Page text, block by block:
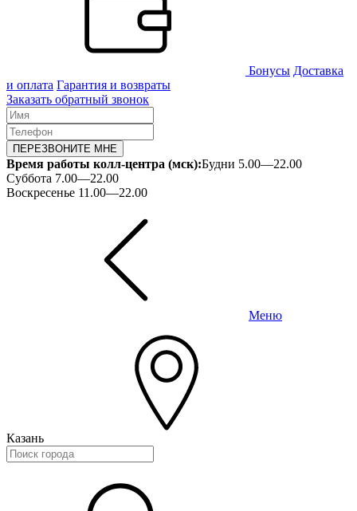
Бонусы Доставка
и оплата Гарантия и возвраты
Заказать обратный звонок
ПЕРЕЗВОНИТЕ МНЕ
Время работы колл-центра (мск):Будни 5.00—22.00
Суббота 7.00—22.00
Воскресенье 11.00—22.00
Меню
Казань